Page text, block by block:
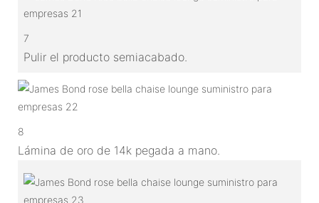
7
Pulir el producto semiacabado.
8
Lámina de oro de 14k pegada a mano.